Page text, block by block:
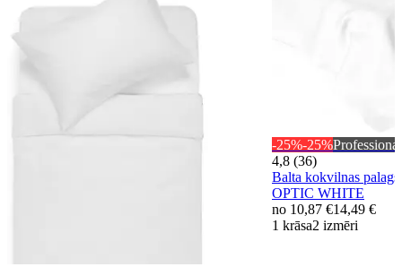
-25%-25%Professional
4,8 (36)
Balta kokvilnas
OPTIC WHITE
no 10,87 €14,49 €
1 krāsa2 izmēri